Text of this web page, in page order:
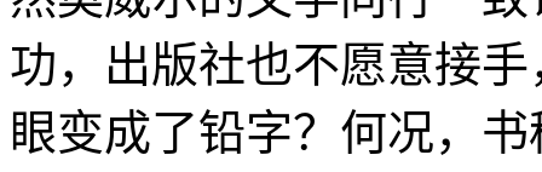
功，出版社也不愿意接
眼变成了铅字？何况，